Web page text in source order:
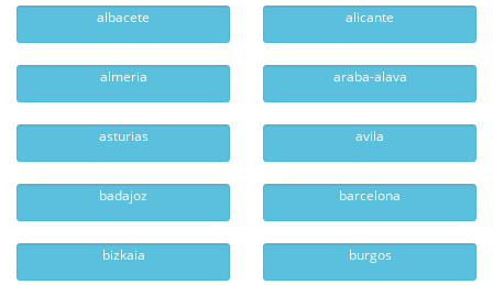
albacete alicante
almeria araba-alava
asturias avila
badajoz barcelona
bizkaia burgos